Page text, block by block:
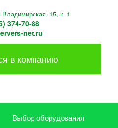
15, к. 1
374-70-88
net.ru
в компанию
Выбор оборудования